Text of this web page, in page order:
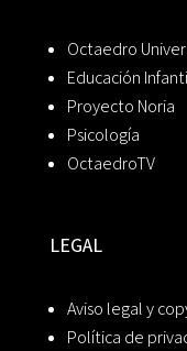
Octaedro
Educación
Proyecto Noria
Psicología
OctaedroTV
LEGAL
Aviso legal y
Política de